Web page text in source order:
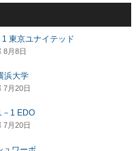
東京ユナイテッド
8月8日
浜大学
7月20日
－1 EDO
7月20日